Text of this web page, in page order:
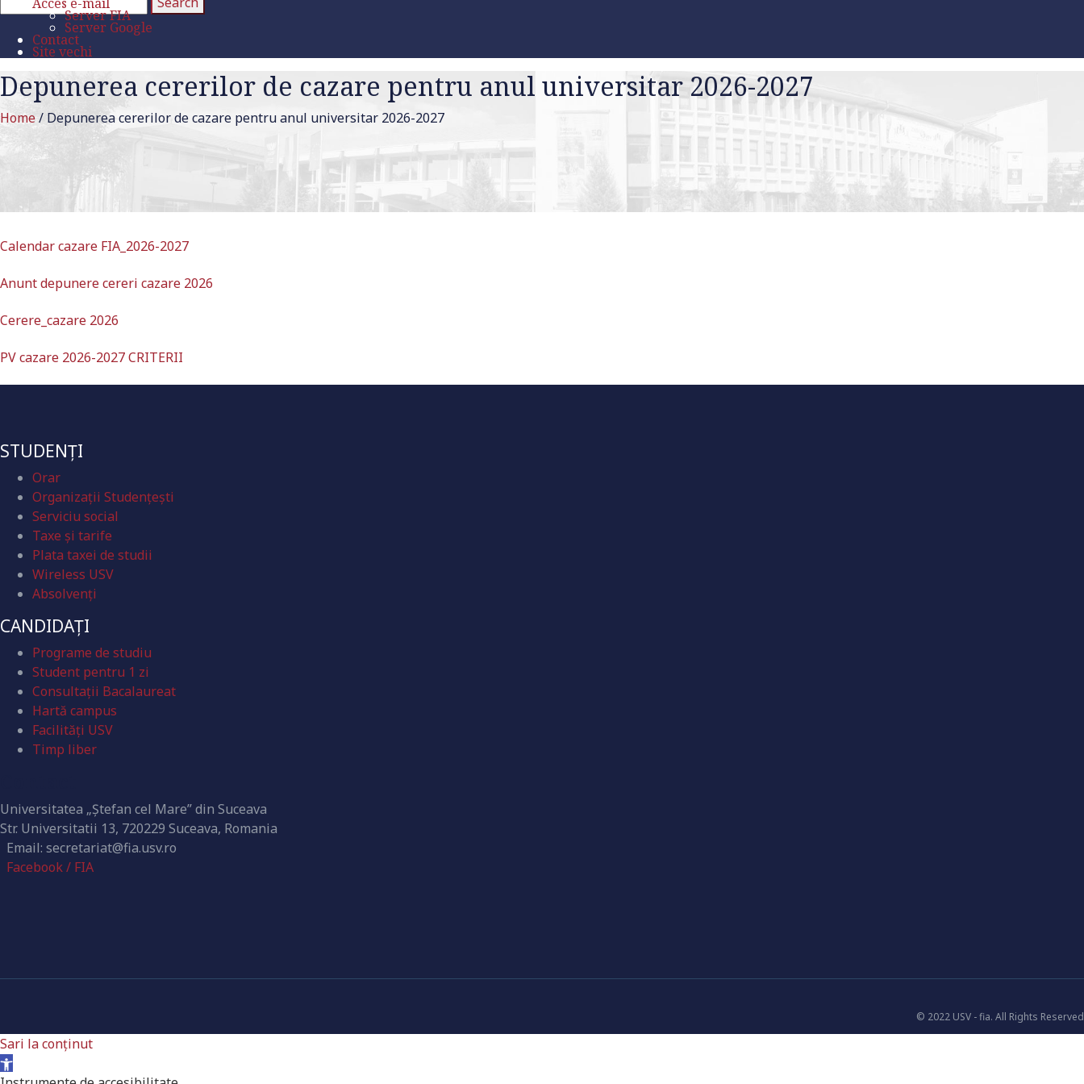
Server FIA
Server Google
Contact
Site vechi
Depunerea cererilor de cazare pentru anul universitar 2026-2027
Home/ Depunerea cererilor de cazare pentru anul universitar 2026-2027
Calendar cazare FIA_2026-2027
Anunt depunere cereri cazare 2026
Cerere_cazare 2026
PV cazare 2026-2027 CRITERII
STUDENȚI
Orar
Organizaţii Studenţeşti
Serviciu social
Taxe și tarife
Plata taxei de studii
Wireless USV
Absolvenţi
CANDIDAȚI
Programe de studiu
Student pentru 1 zi
Consultații Bacalaureat
Hartă campus
Facilități USV
Timp liber
Universitatea „Ștefan cel Mare” din Suceava
Str. Universitatii 13, 720229 Suceava, Romania
Email: secretariat@fia.usv.ro
Facebook / FIA
© 2022 USV - fia. All Rights Reserved
Sari la conținut
Deschide bara de unelte